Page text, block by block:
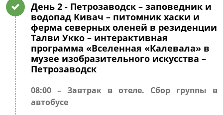
День 2 - Петрозаводск – заповедник и
водопад Кивач – питомник хаски и
ферма северных оленей в резиденции
Талви Укко – интерактивная
программа «Вселенная «Калевала» в
музее изобразительного искусства –
Петрозаводск
08:00 – Завтрак в отеле. Сбор группы в
автобусе